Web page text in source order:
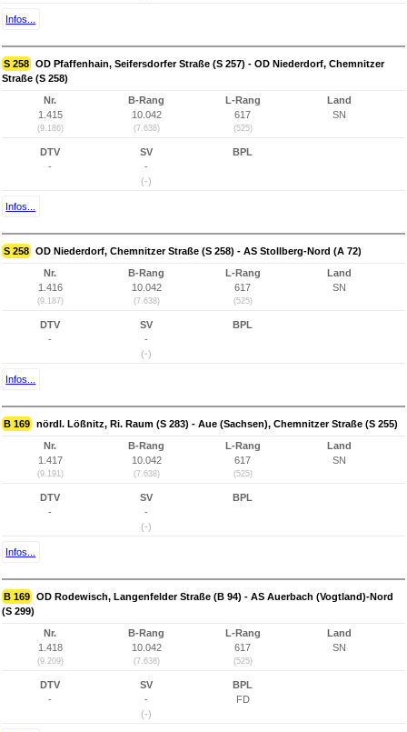
Infos...
S 258 OD Pfaffenhain, Seifersdorfer Straße (S 257) - OD Niederdorf, Chemnitzer
Straße (S 258)
Nr.
1.415
(9.186)
B-Rang
10.042
(7.638)
L-Rang
617
(525)
Land
SN
DTV
-
SV
-
(-)
BPL
Infos...
S 258 OD Niederdorf, Chemnitzer Straße (S 258) - AS Stollberg-Nord (A 72)
Nr.
1.416
(9.187)
B-Rang
10.042
(7.638)
L-Rang
617
(525)
Land
SN
DTV
-
SV
-
(-)
BPL
Infos...
B 169 nördl. Lößnitz, Ri. Raum (S 283) - Aue (Sachsen), Chemnitzer Straße (S 255)
Nr.
1.417
(9.191)
B-Rang
10.042
(7.638)
L-Rang
617
(525)
Land
SN
DTV
-
SV
-
(-)
BPL
Infos...
B 169 OD Rodewisch, Langenfelder Straße (B 94) - AS Auerbach (Vogtland)-Nord
(S 299)
Nr.
1.418
(9.209)
B-Rang
10.042
(7.638)
L-Rang
617
(525)
Land
SN
DTV
-
SV
-
(-)
BPL
FD